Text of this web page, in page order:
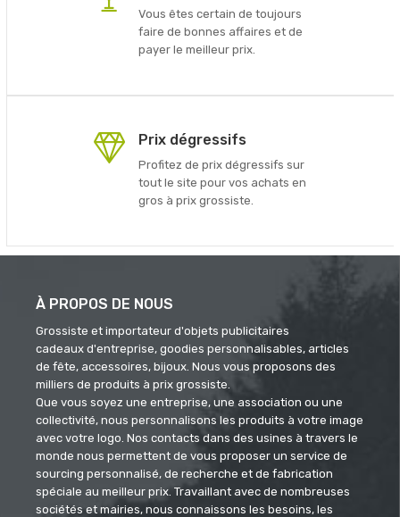
Vous êtes certain de toujours
faire de bonnes affaires et de
payer le meilleur prix.
Prix dégressifs
Profitez de prix dégressifs sur
tout le site pour vos achats en
gros à prix grossiste.
À PROPOS DE NOUS
Grossiste et importateur d'objets publicitaires
cadeaux d'entreprise, goodies personnalisables, articles
de fête, accessoires, bijoux. Nous vous proposons des
milliers de produits à prix grossiste.
Que vous soyez une entreprise, une association ou une
collectivité, nous personnalisons les produits à votre image
avec votre logo. Nos contacts dans des usines à travers le
monde nous permettent de vous proposer un service de
sourcing personnalisé, de recherche et de fabrication
spéciale au meilleur prix. Travaillant avec de nombreuses
sociétés et mairies, nous connaissons les besoins, les